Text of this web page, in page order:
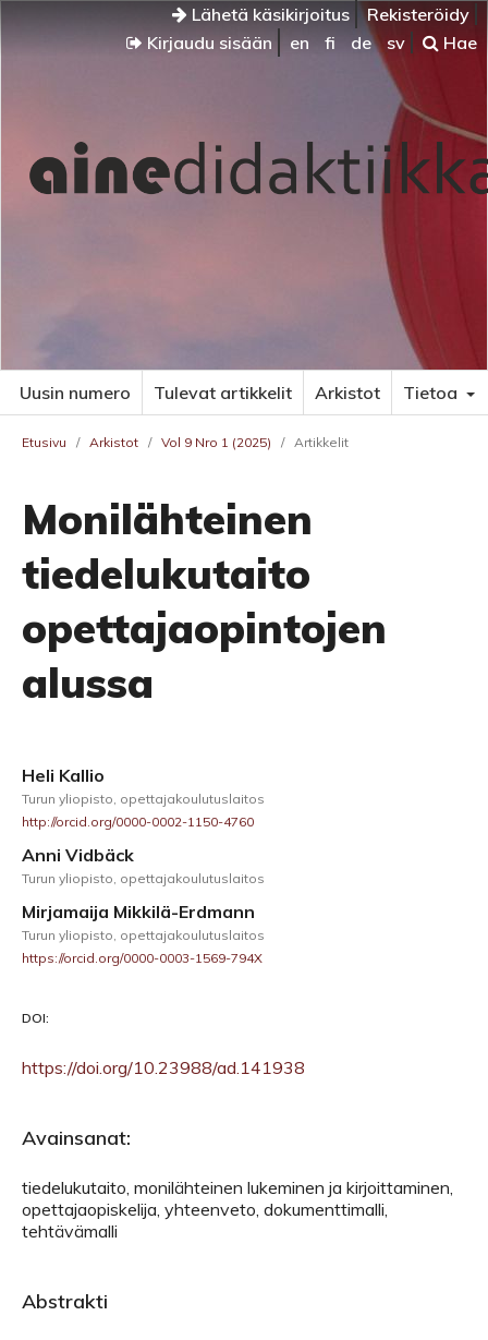
Lähetä käsikirjoitus
Rekisteröidy
Kirjaudu sisään
en fi de sv Hae
Uusin numero Tulevat artikkelit Arkistot Tietoa
Etusivu / Arkistot / Vol 9 Nro 1 (2025) / Artikkelit
Monilähteinen
tiedelukutaito
opettajaopintojen
alussa
Heli Kallio
Turun yliopisto, opettajakoulutuslaitos
http://orcid.org/0000-0002-1150-4760
Anni Vidbäck
Turun yliopisto, opettajakoulutuslaitos
Mirjamaija Mikkilä-Erdmann
Turun yliopisto, opettajakoulutuslaitos
https://orcid.org/0000-0003-1569-794X
DOI:
https://doi.org/10.23988/ad.141938
Avainsanat:
tiedelukutaito, monilähteinen lukeminen ja kirjoittaminen,
opettajaopiskelija, yhteenveto, dokumenttimalli,
tehtävämalli
Abstrakti